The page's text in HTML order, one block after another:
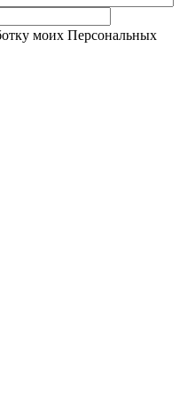
моих Персональных